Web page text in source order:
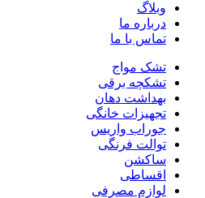
وبلاگ
درباره ما
تماس با ما
تشک مواج
تشکچه برقی
بهداشت دهان
تجهیزات خانگی
جوراب واریس
توالت فرنگی
ساکشن
اقساطی
لوازم مصرفی